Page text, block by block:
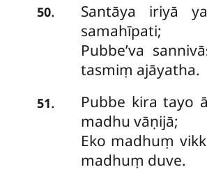
50. Santāya iriyā
samahīpati;
Pubbe’va
tasmiṃ ajāyatha.
51.
Pubbe kira tayo
madhu vāṇijā;
Eko madhuṃ
madhuṃ duve.